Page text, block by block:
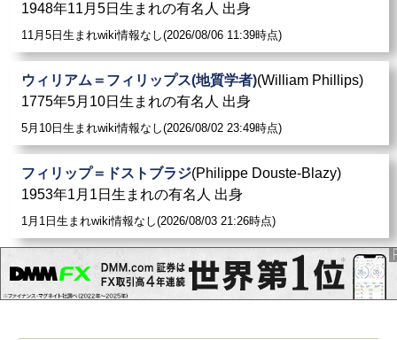
1948年11月5日生まれの有名人 出身
11月5日生まれwiki情報なし(2026/08/06 11:39時点)
ウィリアム＝フィリップス(地質学者)(William Phillips)
1775年5月10日生まれの有名人 出身
5月10日生まれwiki情報なし(2026/08/02 23:49時点)
フィリップ＝ドストブラジ(Philippe Douste-Blazy)
1953年1月1日生まれの有名人 出身
1月1日生まれwiki情報なし(2026/08/03 21:26時点)